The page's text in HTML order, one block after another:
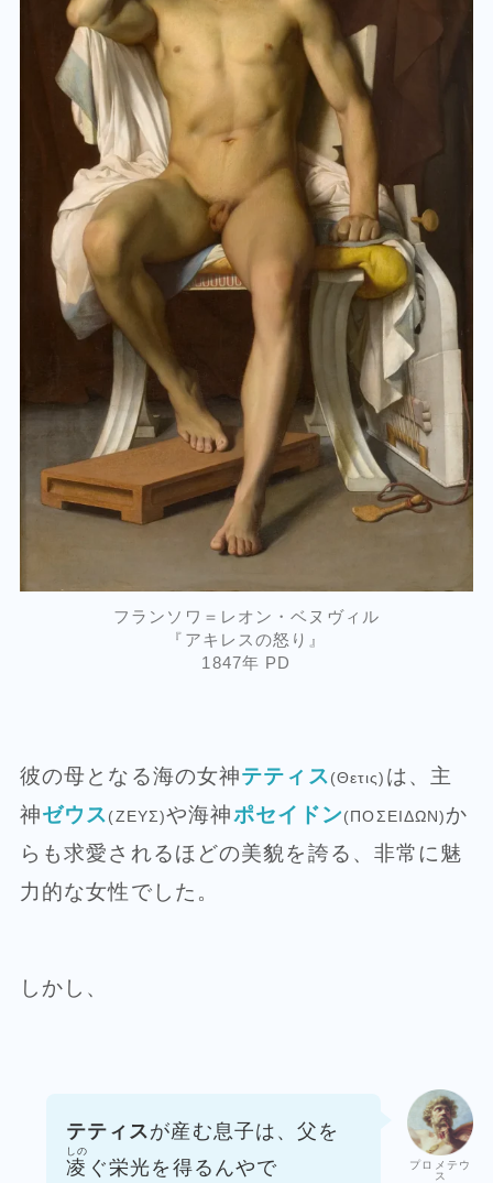
フランソワ＝レオン・ベヌヴィル
『アキレスの怒り』
1847年 PD
彼の母となる海の女神テティス(Θετις) は、主
神ゼウス(ΖΕΥΣ)や海神ポセイドン(ΠΟΣΕΙΔΩΝ)か
らも求愛されるほどの美貌を誇る、非常に魅
力的な女性でした。
しかし、
プロメテウ
ス
テティスが産む息子は、父を
凌
しの
ぐ栄光を得るんやで